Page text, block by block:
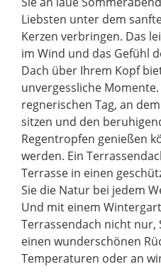
Liebsten unter dem
Kerzen verbringen. Das
im Wind und das Gefühl
Dach über Ihrem Kopf
unvergessliche
regnerischen Tag, an
sitzen und den
Regentropfen genießen
werden. Ein
Terrasse in einen
Sie die Natur bei jedem
Und mit einem
Terrassendach nicht nur,
einen wunderschönen
Temperaturen oder an